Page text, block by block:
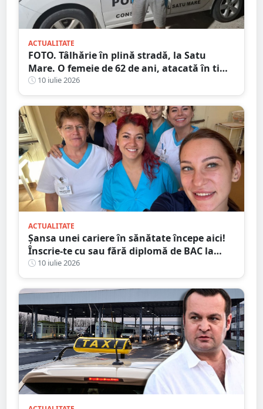
ACTUALITATE
FOTO. Tâlhărie în plină stradă, la Satu
Mare. O femeie de 62 de ani, atacată în timp
ce se întorcea de la cumpărături
10 iulie 2026
ACTUALITATE
Șansa unei cariere în sănătate începe aici!
Înscrie-te cu sau fără diplomă de BAC la
Școala Postliceală „Henri Coandă” Satu
Mare
10 iulie 2026